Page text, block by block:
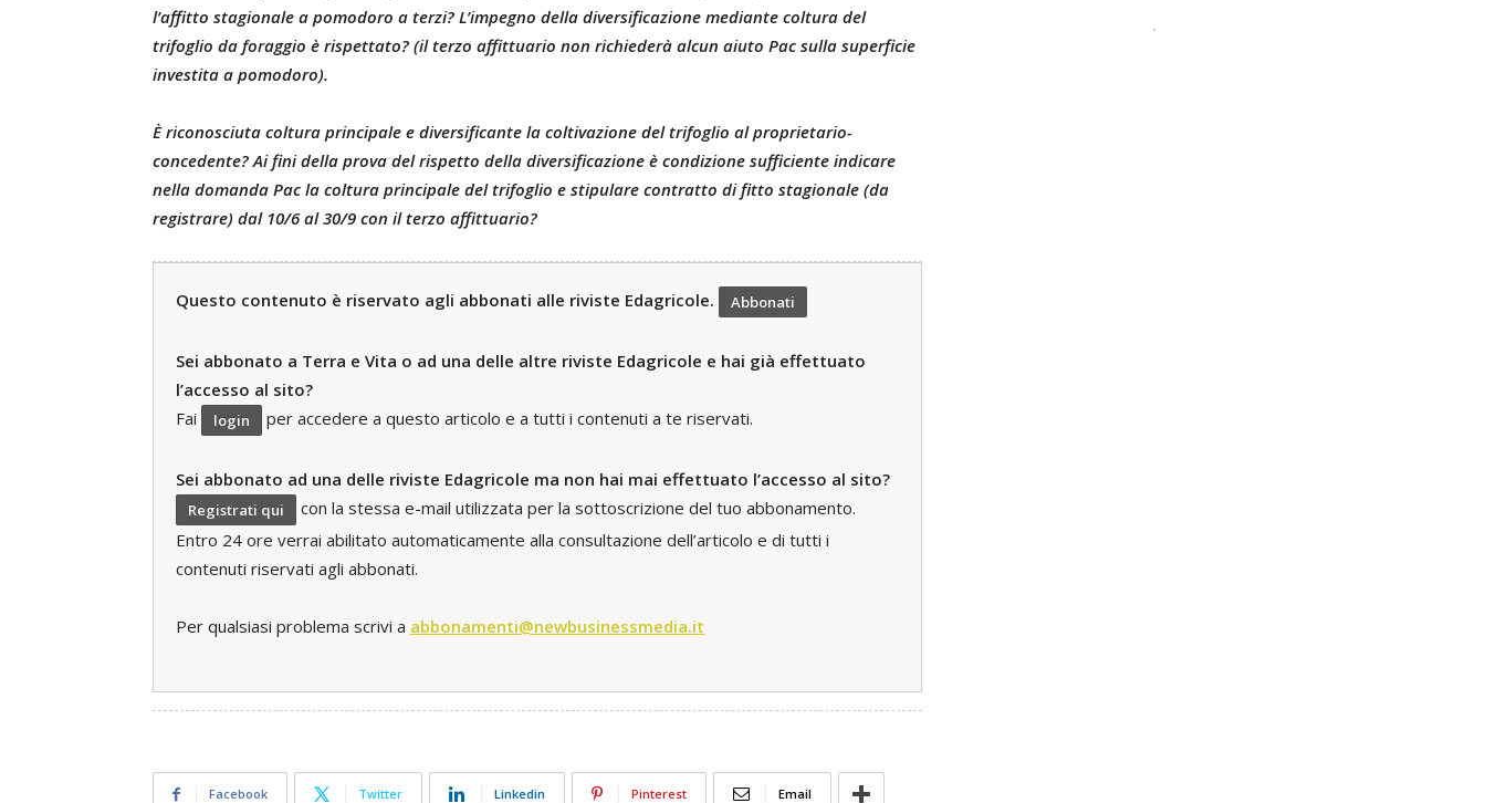
l’affitto stagionale a pomodoro a terzi? L’impegno della diversificazione mediante coltura del
trifoglio da foraggio è rispettato? (il terzo affittuario non richiederà alcun aiuto Pac sulla superficie
investita a pomodoro).
È riconosciuta coltura principale e diversificante la coltivazione del trifoglio al proprietario-
concedente? Ai fini della prova del rispetto della diversificazione è condizione sufficiente indicare
nella domanda Pac la coltura principale del trifoglio e stipulare contratto di fitto stagionale (da
registrare) dal 10/6 al 30/9 con il terzo affittuario?
Questo contenuto è riservato agli abbonati alle riviste Edagricole. Abbonati
Sei abbonato a Terra e Vita o ad una delle altre riviste Edagricole e hai già effettuato
l’accesso al sito?
Fai
login per accedere a questo articolo e a tutti i contenuti a te riservati.
Sei abbonato ad una delle riviste Edagricole ma non hai mai effettuato l’accesso al sito?
Registrati qui
con la stessa e-mail utilizzata per la sottoscrizione del tuo abbonamento.
Entro 24 ore verrai abilitato automaticamente alla consultazione dell’articolo e di tutti i
contenuti riservati agli abbonati.
Per qualsiasi problema scrivi a abbonamenti@newbusinessmedia.it
Facebook Twitter Linkedin Pinterest Email